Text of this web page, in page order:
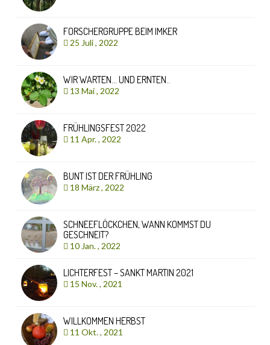
FORSCHERGRUPPE BEIM IMKER
25 Juli , 2022
WIR WARTEN… UND ERNTEN..
13 Mai , 2022
FRÜHLINGSFEST 2022
11 Apr. , 2022
BUNT IST DER FRÜHLING
18 März , 2022
SCHNEEFLÖCKCHEN, WANN KOMMST DU
GESCHNEIT?
10 Jan. , 2022
LICHTERFEST – SANKT MARTIN 2021
15 Nov. , 2021
WILLKOMMEN HERBST
11 Okt. , 2021